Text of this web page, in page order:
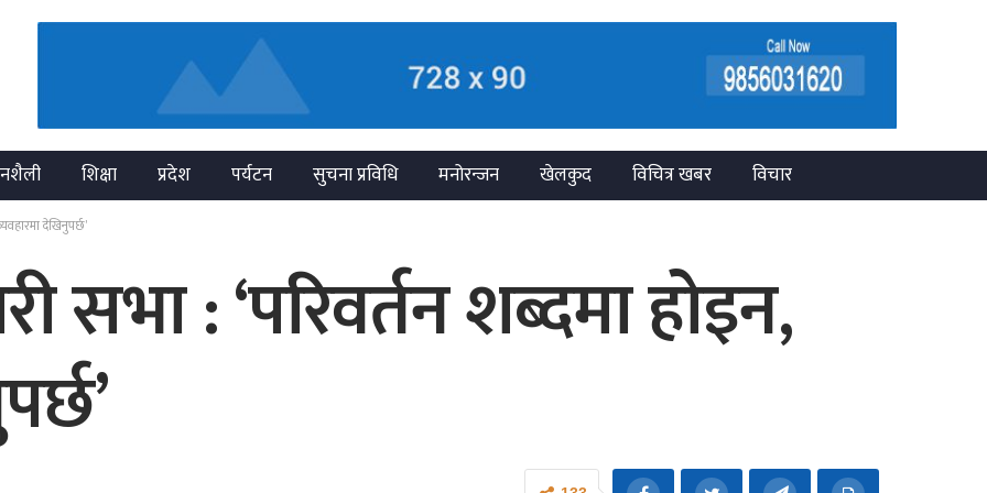
शिक्षा प्रदेश पर्यटन सुचना प्रविधि मनोरन्जन खेलकुद विचित्र खबर
विचार
देखिनुपर्छ’
सभा : ‘परिवर्तन शब्दमा होइन,